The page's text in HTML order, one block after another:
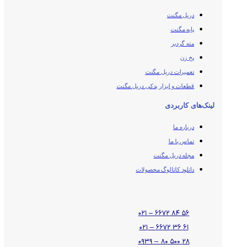
دریل مگنت
پایه مگنت
مته گردبر
پخ زن
تعمیرات دریل مگنت
قطعات و ابزار یدکی دریل مگنت
لینک‌های کاربردی
درباره ما
تماس با ما
مجله دریل مگنت
دانلود کاتالوگ محصولات
۵۶ ۸۴ ۶۶۷۲ – ۰۲۱
۶۱ ۳۶ ۶۶۷۲ – ۰۲۱
۲۸ ۵۰۰ ۸۰ – ۰۹۳۹